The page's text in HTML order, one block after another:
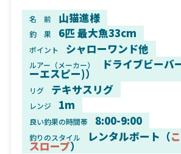
名 前 山猫進様
釣 果 6匹 最大魚33cm
ポイント シャローワンド他
ルアー（メーカー） ドライブビーバ
ーエスピー)）
リグ テキサスリグ
レンジ 1m
良い釣果の時間帯 8:00-9:00
釣りのスタイル レンタルボート（
スロープ）